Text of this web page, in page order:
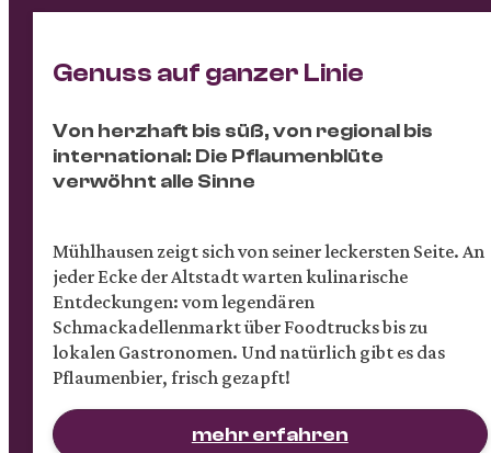
Genuss auf ganzer Linie
Von herzhaft bis süß, von regional bis
international: Die Pflaumenblüte
verwöhnt alle Sinne
Mühlhausen zeigt sich von seiner leckersten Seite. An
jeder Ecke der Altstadt warten kulinarische
Entdeckungen: vom legendären
Schmackadellenmarkt über Foodtrucks bis zu
lokalen Gastronomen. Und natürlich gibt es das
Pflaumenbier, frisch gezapft!
mehr erfahren